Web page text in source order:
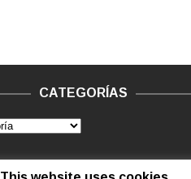
CATEGORÍAS